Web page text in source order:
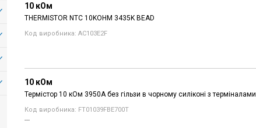
10 кОм
THERMISTOR NTC 10KOHM 3435K BEAD
Код виробника: AC103E2F
10 кОм
Термістор 10 кОм 3950A без гільзи в чорному силіконі з терміналами
Код виробника: FT01039FBE700T
---